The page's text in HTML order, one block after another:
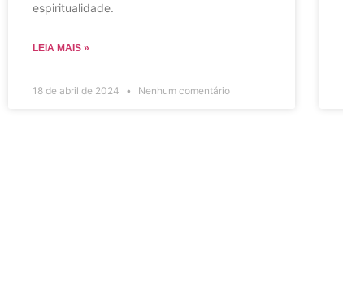
espiritualidade.
LEIA MAIS »
18 de abril de 2024 Nenhum comentário